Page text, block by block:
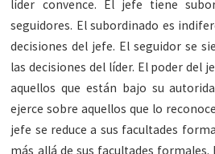
líder convence. El jefe tiene
seguidores. El subordinado es
decisiones del jefe. El seguidor se
las decisiones del líder. El poder del
aquellos que están bajo su
ejerce sobre aquellos que lo
jefe se reduce a sus facultades
más allá de sus facultades